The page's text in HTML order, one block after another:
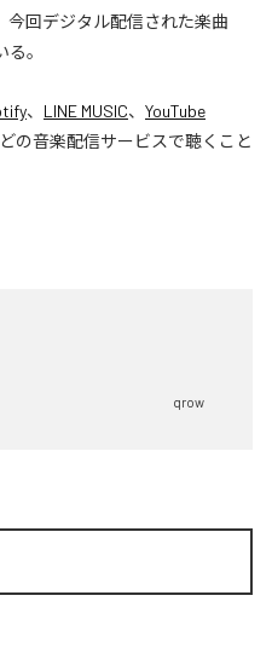
今回デジタル配信された楽曲
。
、 LINE MUSIC、 YouTube
の音楽配信サービスで聴くこと
qrow